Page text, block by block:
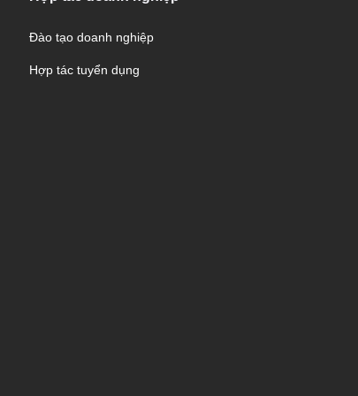
Đào tạo doanh nghiệp
Hợp tác tuyển dụng